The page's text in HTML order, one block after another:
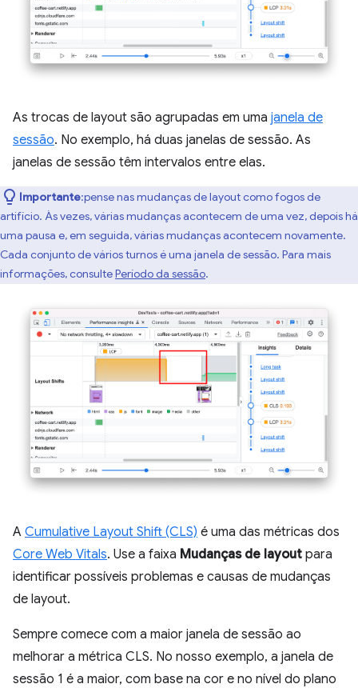
As trocas de layout são agrupadas em uma janela de
sessão. No exemplo, há duas janelas de sessão. As
janelas de sessão têm intervalos entre elas.
Importante:pense nas mudanças de layout como fogos de
artifício. Às vezes, várias mudanças acontecem de uma vez, depois há
uma pausa e, em seguida, várias mudanças acontecem novamente.
Cada conjunto de vários turnos é uma janela de sessão. Para mais
informações, consultePeríodo da sessão.
A Cumulative Layout Shift (CLS) é uma das métricas dos
Core Web Vitals. Use a faixa Mudanças de layout para
identificar possíveis problemas e causas de mudanças
de layout.
Sempre comece com a maior janela de sessão ao
melhorar a métrica CLS. No nosso exemplo, a janela de
sessão 1 é a maior, com base na cor e no nível do plano